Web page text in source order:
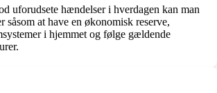
uforudsete hændelser i hverdagen kan man
såsom at have en økonomisk reserve,
i hjemmet og følge gældende